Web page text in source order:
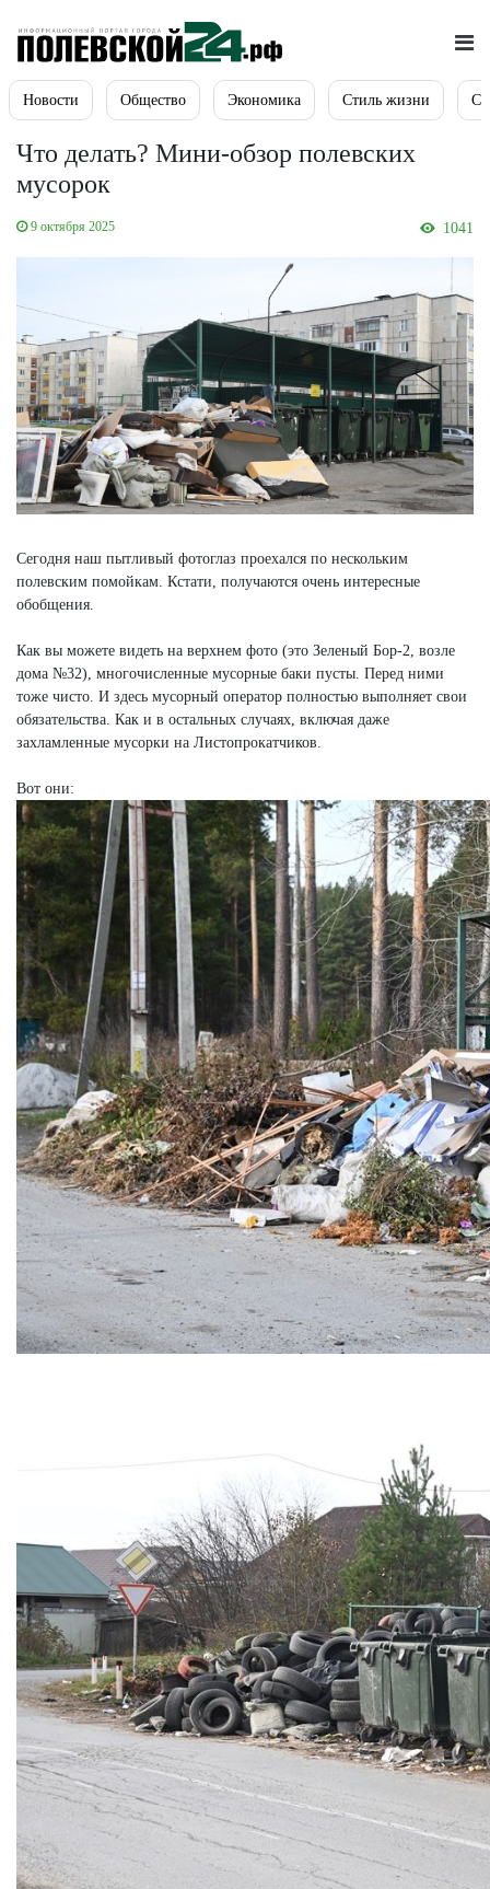
Новости Общество Экономика Стиль жизни
Что делать? Мини-обзор полевских
мусорок
9 октября 2025 1041
Сегодня наш пытливый фотоглаз проехался по нескольким
полевским помойкам. Кстати, получаются очень интересные
обобщения.
Как вы можете видеть на верхнем фото (это Зеленый Бор-2, возле
дома №32), многочисленные мусорные баки пусты. Перед ними
тоже чисто. И здесь мусорный оператор полностью выполняет свои
обязательства. Как и в остальных случаях, включая даже
захламленные мусорки на Листопрокатчиков.
Вот они: